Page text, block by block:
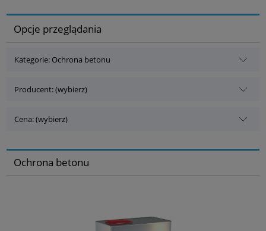
Opcje przeglądania
Kategorie: Ochrona betonu
Producent: (wybierz)
Cena: (wybierz)
Ochrona betonu